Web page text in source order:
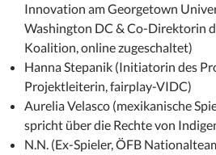
Innovation am Georgetown
Washington DC & Co-Direktorin
Koalition, online zugeschaltet)
Hanna Stepanik (Initiatorin des
Projektleiterin, fairplay-VIDC)
Aurelia Velasco (mexikanische
spricht über die Rechte von
N.N. (Ex-Spieler, ÖFB